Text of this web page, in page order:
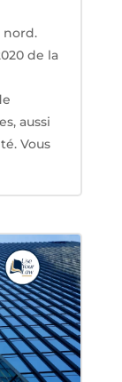
nord.
de la
aussi
Vous